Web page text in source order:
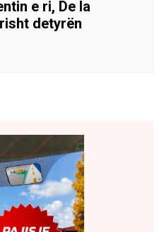
e ri, De la
detyrën